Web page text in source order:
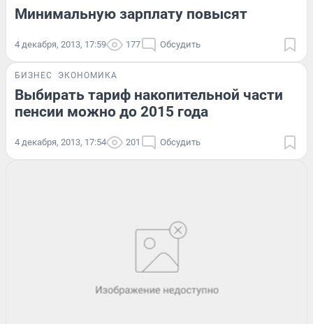
Минимальную зарплату повысят
4 декабря, 2013, 17:59 177 Обсудить
БИЗНЕС ЭКОНОМИКА
Выбирать тариф накопительной части
пенсии можно до 2015 года
4 декабря, 2013, 17:54 201 Обсудить